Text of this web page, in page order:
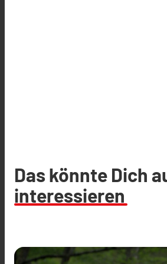
Das könnte Dich
interessieren